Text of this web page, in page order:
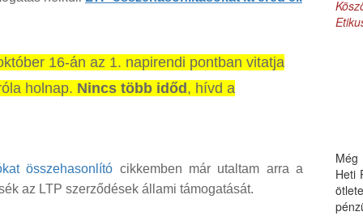
16-án az 1. napirendi pontban vitatja
holnap. Nincs több időd , hívd a
összehasonlító cikkemben már utaltam arra a
az LTP szerződések állami támogatását.
Heti